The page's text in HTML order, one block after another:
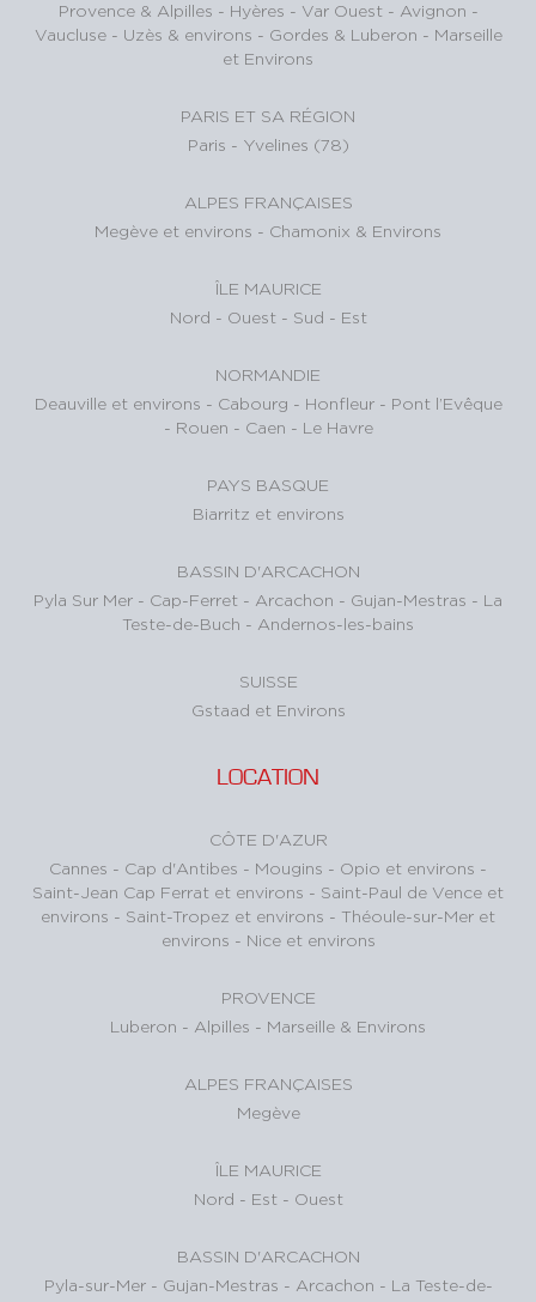
Provence & Alpilles - Hyères - Var Ouest - Avignon -
Vaucluse - Uzès & environs - Gordes & Luberon - Marseille
et Environs
PARIS ET SA RÉGION
Paris - Yvelines (78)
ALPES FRANÇAISES
Megève et environs - Chamonix & Environs
ÎLE MAURICE
Nord - Ouest - Sud - Est
NORMANDIE
Deauville et environs - Cabourg - Honfleur - Pont l’Evêque
- Rouen - Caen - Le Havre
PAYS BASQUE
Biarritz et environs
BASSIN D'ARCACHON
Pyla Sur Mer - Cap-Ferret - Arcachon - Gujan-Mestras - La
Teste-de-Buch - Andernos-les-bains
SUISSE
Gstaad et Environs
LOCATION
CÔTE D'AZUR
Cannes - Cap d'Antibes - Mougins - Opio et environs -
Saint-Jean Cap Ferrat et environs - Saint-Paul de Vence et
environs - Saint-Tropez et environs - Théoule-sur-Mer et
environs - Nice et environs
PROVENCE
Luberon - Alpilles - Marseille & Environs
ALPES FRANÇAISES
Megève
ÎLE MAURICE
Nord - Est - Ouest
BASSIN D'ARCACHON
Pyla-sur-Mer - Gujan-Mestras - Arcachon - La Teste-de-